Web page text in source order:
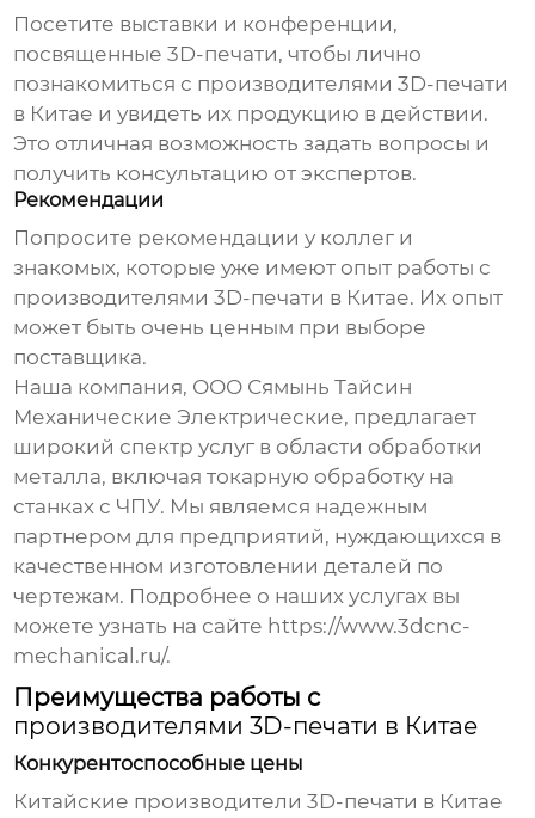
Посетите выставки и конференции,
посвященные 3D-печати, чтобы лично
познакомиться с производителями 3D-печати
в Китае и увидеть их продукцию в действии.
Это отличная возможность задать вопросы и
получить консультацию от экспертов.
Рекомендации
Попросите рекомендации у коллег и
знакомых, которые уже имеют опыт работы с
производителями 3D-печати в Китае. Их опыт
может быть очень ценным при выборе
поставщика.
Наша компания, ООО Сямынь Тайсин
Механические Электрические, предлагает
широкий спектр услуг в области обработки
металла, включая токарную обработку на
станках с ЧПУ. Мы являемся надежным
партнером для предприятий, нуждающихся в
качественном изготовлении деталей по
чертежам. Подробнее о наших услугах вы
можете узнать на сайте https://www.3dcnc-
mechanical.ru/.
Преимущества работы с
производителями 3D-печати в Китае
Конкурентоспособные цены
Китайские производители 3D-печати в Китае